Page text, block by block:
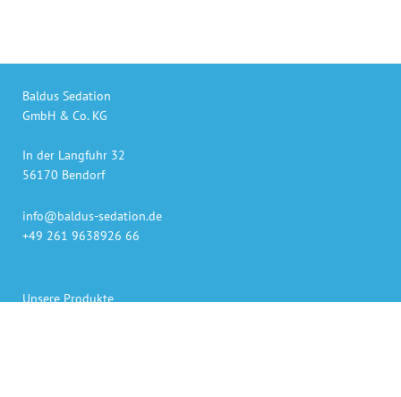
Baldus Sedation
GmbH & Co. KG
In der Langfuhr 32
56170 Bendorf
info@baldus-sedation.de
+49 261 9638926 66
Unsere Produkte